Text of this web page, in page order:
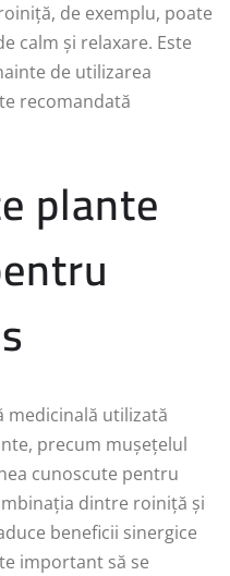
de exemplu, poate
calm și relaxare. Este
de utilizarea
recomandată
plante
medicinală utilizată
precum mușețelul
cunoscute pentru
dintre roiniță și
beneficii sinergice
important să se